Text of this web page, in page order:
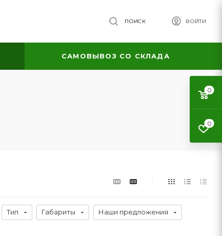
ВОЙТИ
ПОИСК
САМОВЫВОЗ СО СКЛАДА
Тип Габариты Наши предложения
0
0